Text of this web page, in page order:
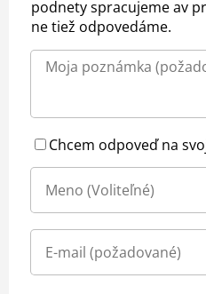
podnety spracujeme av
ne tiež odpovedáme.
Chcem odpoveď na